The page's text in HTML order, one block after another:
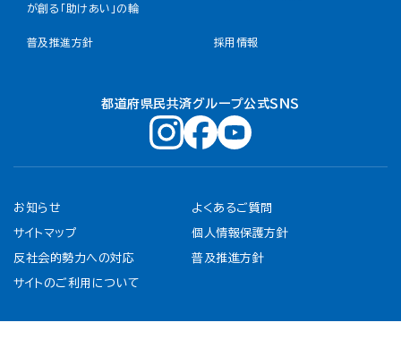
が創る「助けあい」の輪
普及推進方針 採用情報
都道府県民共済グループ公式ＳＮＳ
お知らせ よくあるご質問
サイトマップ 個人情報保護方針
反社会的勢力への対応 普及推進方針
サイトのご利用について